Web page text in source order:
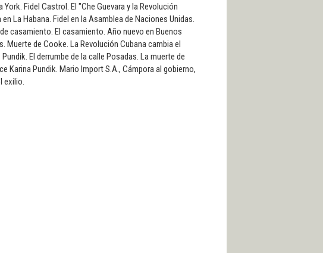
Fidel Castrol. El "Che Guevara y la Revolución
La Habana. Fidel en la Asamblea de Naciones Unidas.
casamiento. El casamiento. Año nuevo en Buenos
de Cooke. La Revolución Cubana cambia el
El derrumbe de la calle Posadas. La muerte de
Karina Pundik. Mario Import S.A., Cámpora al gobierno,
exilio.